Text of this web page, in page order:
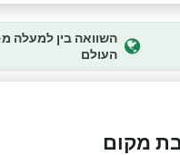
העולם
מקום